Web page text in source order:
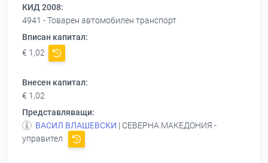
КИД 2008:
4941 - Товарен автомобилен транспорт
Вписан капитал:
€ 1,02
Внесен капитал:
€ 1,02
Представляващи:
ВАСИЛ ВЛАШЕВСКИ | СЕВЕРНА МАКЕДОНИЯ -
управител